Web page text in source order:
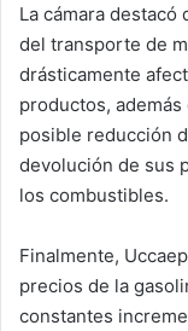
La cámara
del transporte de
drásticamente
productos,
posible reducción
devolución de sus
los combustibles.
Finalmente,
precios de la
constantes